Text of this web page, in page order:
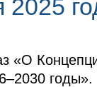
2025
«О
годы».